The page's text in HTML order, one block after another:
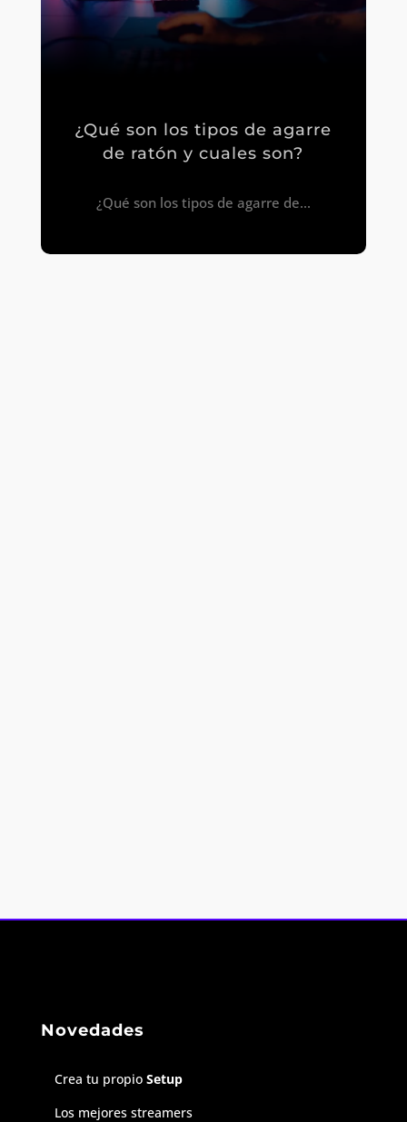
¿Qué son los tipos de agarre
de ratón y cuales son?
¿Qué son los tipos de agarre de...
Novedades
Crea tu propio Setup
Los mejores streamers